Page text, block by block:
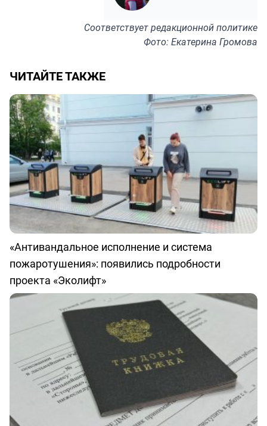
Соответствуетредакционной политике
Фото: Екатерина Громова
ЧИТАЙТЕ ТАКЖЕ
«Антивандальное исполнение и система
пожаротушения»: появились подробности
проекта «Эколифт»